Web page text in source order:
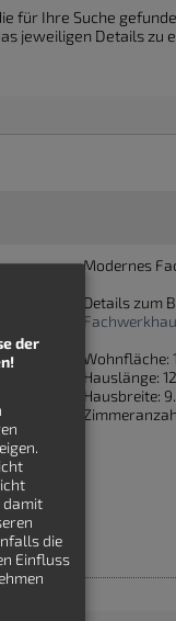
für Ihre Suche
jeweiligen Details zu
Modernes
Details zum
Wohnfläche:
Hauslänge:
Hausbreite:
der
damit
die
Einfluss